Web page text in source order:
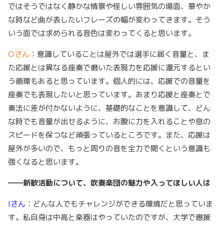
ではそうではなく静かな情景や怪しい雰囲気の場面、華やか
な時など曲が表したいフレーズの幅が変わってきます。そう
いう面では求められる音色は変わってくると思います。
Oさん ：意識していることは屋外では選手に届く音量と、ま
た応援とは異なる座奏で磨いた表現力を応援に還元するとい
う循環もあると思っています。個人的には、応援での音量を
座奏でも表現したいと思っています。あまり応援と座奏とで
奏法に差が付かないように、基礎的なことを意識して、どん
な時でも音量が出せるように、お腹に力を入れることや息の
スピードを保つなど頑張っているところです。また、応援は
屋外が多いので、もっと周りの音を全力で聞くという意識も
強くなると思います。
――新歓活動について、吹奏楽団の魅力や入ってほしい人は
Iさん ：どんな人でもチャレンジができる環境だと思っていま
す。私自身は中高と楽器はやっていたのですが、大学で應援